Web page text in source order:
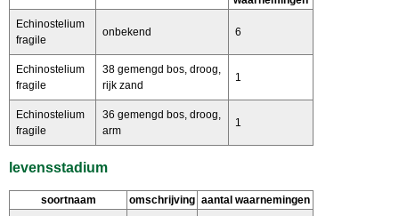
Echinostelium
fragile
onbekend 6
Echinostelium
fragile
38 gemengd bos, droog,
rijk zand
1
Echinostelium
fragile
36 gemengd bos, droog,
arm
1
levensstadium
soortnaam omschrijving aantal waarnemingen